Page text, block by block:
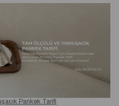
Pankek Tarifi